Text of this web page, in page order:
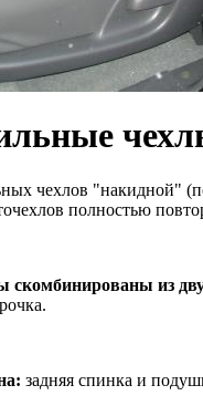
чехлов "накидной"
полностью
скомбинированы из
задняя спинка и